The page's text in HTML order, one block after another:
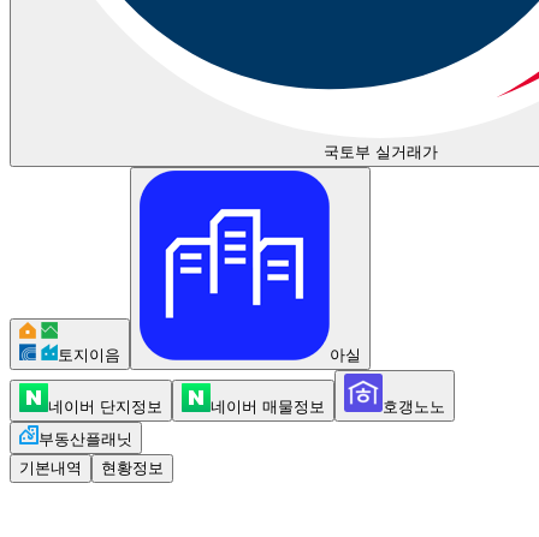
국토부 실거래가
토지이음 아실
네이버 단지정보 네이버 매물정보
호갱노노
부동산플래닛
기본내역
현황정보